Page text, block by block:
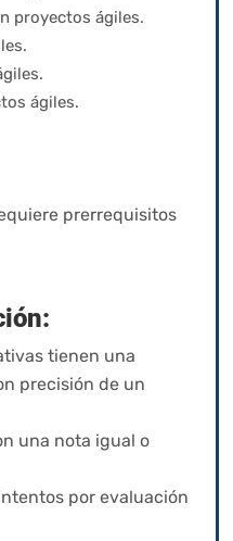
proyectos ágiles.
ágiles.
prerrequisitos
tienen una
precisión de un
una nota igual o
por evaluación